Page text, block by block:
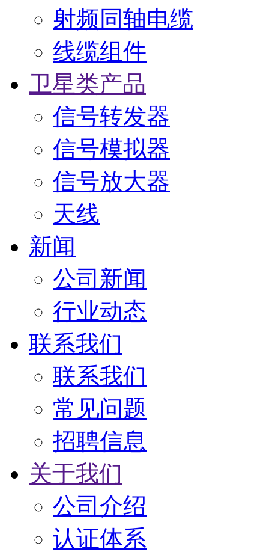
射频同轴电缆
线缆组件
卫星类产品
信号转发器
信号模拟器
信号放大器
天线
新闻
公司新闻
行业动态
联系我们
联系我们
常见问题
招聘信息
关于我们
公司介绍
认证体系